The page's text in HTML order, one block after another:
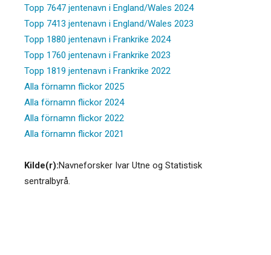
Topp 7647 jentenavn i England/Wales 2024
Topp 7413 jentenavn i England/Wales 2023
Topp 1880 jentenavn i Frankrike 2024
Topp 1760 jentenavn i Frankrike 2023
Topp 1819 jentenavn i Frankrike 2022
Alla förnamn flickor 2025
Alla förnamn flickor 2024
Alla förnamn flickor 2022
Alla förnamn flickor 2021
Kilde(r):Navneforsker Ivar Utne og Statistisk
sentralbyrå.